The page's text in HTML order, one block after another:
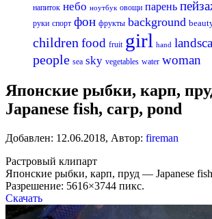
напиток небо ноутбук овощи парень
руки спорт фон фрукты background
childrenfood fruit girl hand
people sea sky vegetables water woman
Японские рыбки, карп,
Japanese fish, carp, pond
Добавлен: 12.06.2018, Автор: fireman
Растровый клипарт
Японские рыбки, карп, пруд — Japanese
Разрешение: 5616×3744 пикс.
Скачать